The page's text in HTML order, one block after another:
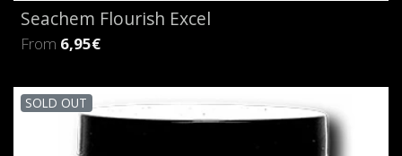
Seachem Flourish Excel
From 6,95€
SOLD OUT